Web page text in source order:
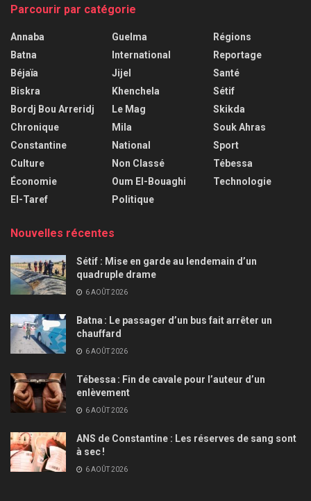
Parcourir par catégorie
Annaba
Batna
Béjaïa
Biskra
Bordj Bou Arreridj
Chronique
Constantine
Culture
Économie
El-Taref
Guelma
International
Jijel
Khenchela
Le Mag
Mila
National
Non Classé
Oum El-Bouaghi
Politique
Régions
Reportage
Santé
Sétif
Skikda
Souk Ahras
Sport
Tébessa
Technologie
Nouvelles récentes
Sétif : Mise en garde au lendemain d’un
quadruple drame
6 AOÛT 2026
Batna : Le passager d’un bus fait arrêter un
chauffard
6 AOÛT 2026
Tébessa : Fin de cavale pour l’auteur d’un
enlèvement
6 AOÛT 2026
ANS de Constantine : Les réserves de sang sont
à sec !
6 AOÛT 2026